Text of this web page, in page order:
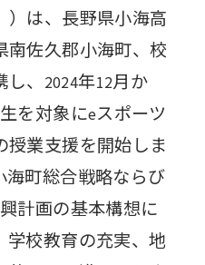
）は、長野県小海高
南佐久郡小海町、校
、 2024年12月か
を対象にeスポーツ
授業支援を開始しま
海町総合戦略ならび
計画の基本構想に
校教育の充実、地